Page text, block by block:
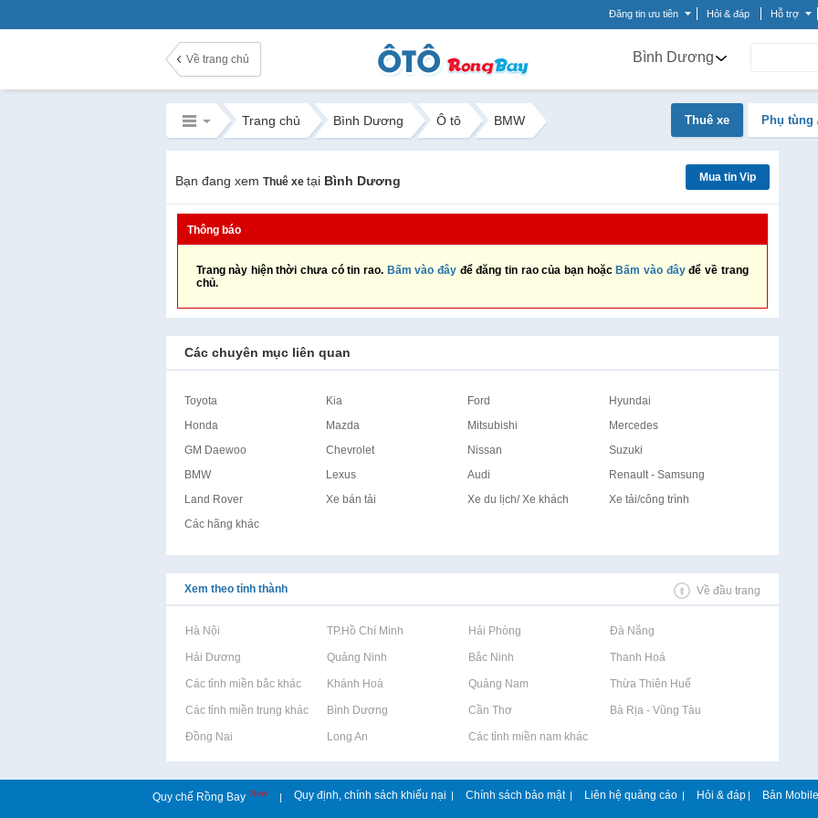
Đăng tin ưu tiên Hỏi & đáp Hỗ trợ
Về trang chủ Bình Dương
Trang chủ Bình Dương Ô tô BMW Thuê xe Phụ
Bạn đang xem Thuê xe tại Bình Dương Mua tin Vip
Thông báo
Trang này hiện thời chưa có tin rao. Bấm vào đây để đăng tin rao của bạn hoặc Bấm vào đâyđể về trang
chủ.
Các chuyên mục liên quan
Toyota Kia Ford
Hyundai
Honda
Mazda Mitsubishi
Mercedes
GM Daewoo
Chevrolet Nissan
Suzuki
BMW
Lexus Audi
Renault - Samsung
Land Rover
Xe bán tải Xe du lịch/ Xe khách
Xe tải/công trình
Các hãng khác
Xem theo tỉnh thành Về đầu trang
Rao vặt tại Hà Nội Rao vặt tại TP.Hồ Chí Minh Rao vặt tại Hải Phòng Rao vặt tại Đà Nẵng
Rao vặt tại Hải Dương Rao vặt tại Quảng Ninh Rao vặt tại Bắc Ninh Rao vặt tại Thanh Hoá
Rao vặt tại Các tỉnh miền bắc khácRao vặt tại Khánh Hoà Rao vặt tại Quảng Nam Rao vặt tại Thừa Thiên Huế
Rao vặt tại Các tỉnh miền trung khácRao vặt tại Bình Dương Rao vặt tại Cần Thơ Rao vặt tại Bà Rịa - Vũng Tàu
Rao vặt tại Đồng Nai Rao vặt tại Long An Rao vặt tại Các tỉnh miền nam khác
Quy chế Rồng Bay New | Quy định, chính sách khiếu nại | Chính sách bảo mật | Liên hệ quảng cáo | Hỏi & đáp | Bản Mobile